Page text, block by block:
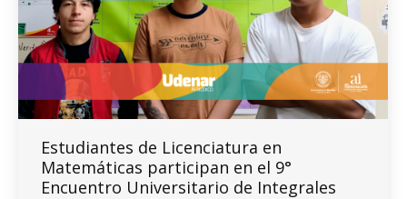
Estudiantes de Licenciatura en
Matemáticas participan en el 9°
Encuentro Universitario de Integrales